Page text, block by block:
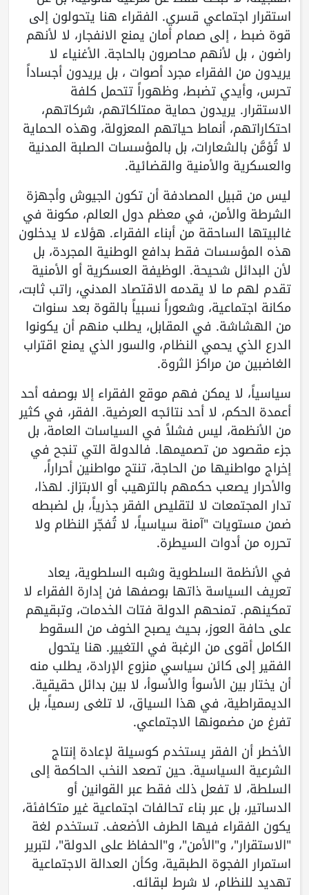
استقرار اجتماعي قسري. الفقراء هنا يتحولون إلى
قوة ضبط ، إلى صمام أمان يمنع الانفجار، لا لأنهم
راضون ، بل لأنهم محاصرون بالحاجة. الأغنياء لا
يريدون من الفقراء مجرد أصوات ، بل يريدون أجساداً
تحرس، وأيدي تضبط، وظهوراً تتحمل كلفة
الاستقرار. يريدون حماية ممتلكاتهم، شركاتهم،
احتكاراتهم، أنماط حياتهم المعزولة، وهذه الحماية
لا تُؤمَّن بالشعارات، بل بالمؤسسات الصلبة المدنية
والعسكرية والأمنية والقضائية.
ليس من قبيل المصادفة أن تكون الجيوش وأجهزة
الشرطة والأمن، في معظم دول العالم، مكونة في
غالبيتها الساحقة من أبناء الفقراء. هؤلاء لا يدخلون
هذه المؤسسات فقط بدافع الوطنية المجردة، بل
لأن البدائل شحيحة. الوظيفة العسكرية أو الأمنية
تقدم لهم ما لا يقدمه الاقتصاد المدني، راتب ثابت،
مكانة اجتماعية، وشعوراً نسبياً بالقوة بعد سنوات
من الهشاشة. في المقابل، يطلب منهم أن يكونوا
الدرع الذي يحمي النظام، والسور الذي يمنع اقتراب
الغاضبين من مراكز الثروة.
سياسياً، لا يمكن فهم موقع الفقراء إلا بوصفه أحد
أعمدة الحكم، لا أحد نتائجه العرضية. الفقر، في كثير
من الأنظمة، ليس فشلاً في السياسات العامة، بل
جزء مقصود من تصميمها. فالدولة التي تنجح في
إخراج مواطنيها من الحاجة، تنتج مواطنين أحراراً،
والأحرار يصعب حكمهم بالترهيب أو الابتزاز. لهذا،
تدار المجتمعات لا لتقليص الفقر جذرياً، بل لضبطه
ضمن مستويات "آمنة سياسياً، لا تُفجّر النظام ولا
تحرره من أدوات السيطرة.
في الأنظمة السلطوية وشبه السلطوية، يعاد
تعريف السياسة ذاتها بوصفها فن إدارة الفقراء لا
تمكينهم. تمنحهم الدولة فتات الخدمات، وتبقيهم
على حافة العوز، بحيث يصبح الخوف من السقوط
الكامل أقوى من الرغبة في التغيير. هنا يتحول
الفقير إلى كائن سياسي منزوع الإرادة، يطلب منه
أن يختار بين الأسوأ والأسوأ، لا بين بدائل حقيقية.
الديمقراطية، في هذا السياق، لا تلغى رسمياً، بل
تفرغ من مضمونها الاجتماعي.
الأخطر أن الفقر يستخدم كوسيلة لإعادة إنتاج
الشرعية السياسية. حين تصعد النخب الحاكمة إلى
السلطة، لا تفعل ذلك فقط عبر القوانين أو
الدساتير، بل عبر بناء تحالفات اجتماعية غير متكافئة،
يكون الفقراء فيها الطرف الأضعف. تستخدم لغة
"الاستقرار"، و"الأمن"، و"الحفاظ على الدولة"، لتبرير
استمرار الفجوة الطبقية، وكأن العدالة الاجتماعية
تهديد للنظام، لا شرط لبقائه.